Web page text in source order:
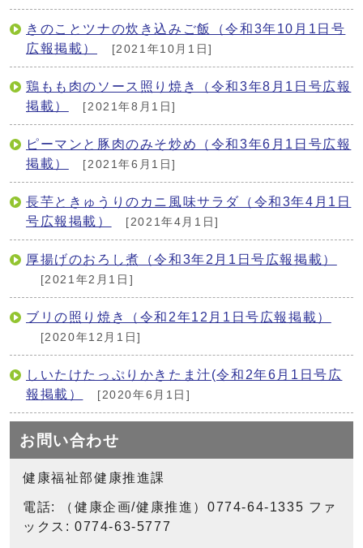
きのことツナの炊き込みご飯（令和3年10月1日号
広報掲載）
[2021年10月1日]
鶏もも肉のソース照り焼き（令和3年8月1日号広報
掲載）
[2021年8月1日]
ピーマンと豚肉のみそ炒め（令和3年6月1日号広報
掲載）
[2021年6月1日]
長芋ときゅうりのカニ風味サラダ（令和3年4月1日
号広報掲載）
[2021年4月1日]
厚揚げのおろし煮（令和3年2月1日号広報掲載）
[2021年2月1日]
ブリの照り焼き（令和2年12月1日号広報掲載）
[2020年12月1日]
しいたけたっぷりかきたま汁(令和2年6月1日号広
報掲載）
[2020年6月1日]
お問い合わせ
健康福祉部健康推進課
電話: （健康企画/健康推進）0774-64-1335 ファ
ックス: 0774-63-5777